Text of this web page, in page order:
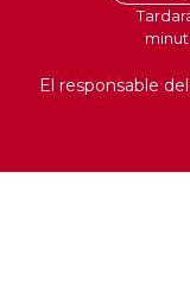
El responsable